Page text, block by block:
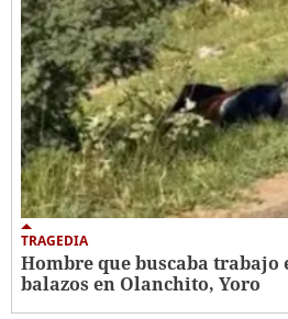
TRAGEDIA
Hombre que buscaba trabajo
balazos en Olanchito, Yoro